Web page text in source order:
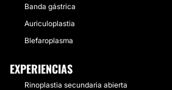
Banda gástrica
Auriculoplastia
Blefaroplasma
EXPERIENCIAS
Rinoplastia secundaria abierta